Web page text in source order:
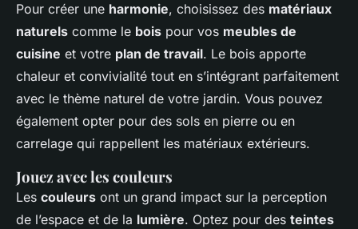
Pour créer une harmonie, choisissez des matériaux
naturels comme le bois pour vos meubles de
cuisine et votre plan de travail. Le bois apporte
chaleur et convivialité tout en s’intégrant parfaitement
avec le thème naturel de votre jardin. Vous pouvez
également opter pour des sols en pierre ou en
carrelage qui rappellent les matériaux extérieurs.
Jouez avec les couleurs
Les couleurs ont un grand impact sur la perception
de l’espace et de la lumière. Optez pour des teintes